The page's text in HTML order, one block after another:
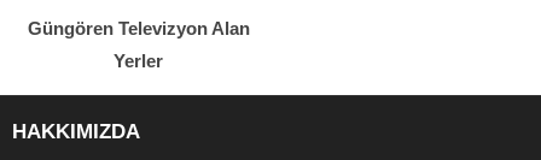
Güngören Televizyon Alan
Yerler
HAKKIMIZDA